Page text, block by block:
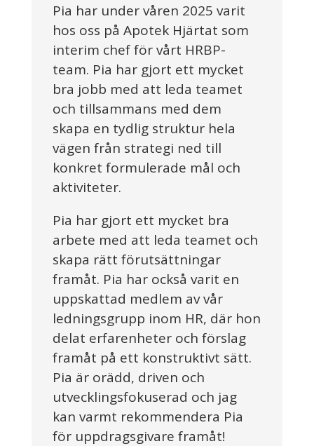
Pia har under våren 2025 varit
hos oss på Apotek Hjärtat som
interim chef för vårt HRBP-
team. Pia har gjort ett mycket
bra jobb med att leda teamet
och tillsammans med dem
skapa en tydlig struktur hela
vägen från strategi ned till
konkret formulerade mål och
aktiviteter.
Pia har gjort ett mycket bra
arbete med att leda teamet och
skapa rätt förutsättningar
framåt. Pia har också varit en
uppskattad medlem av vår
ledningsgrupp inom HR, där hon
delat erfarenheter och förslag
framåt på ett konstruktivt sätt.
Pia är orädd, driven och
utvecklingsfokuserad och jag
kan varmt rekommendera Pia
för uppdragsgivare framåt!